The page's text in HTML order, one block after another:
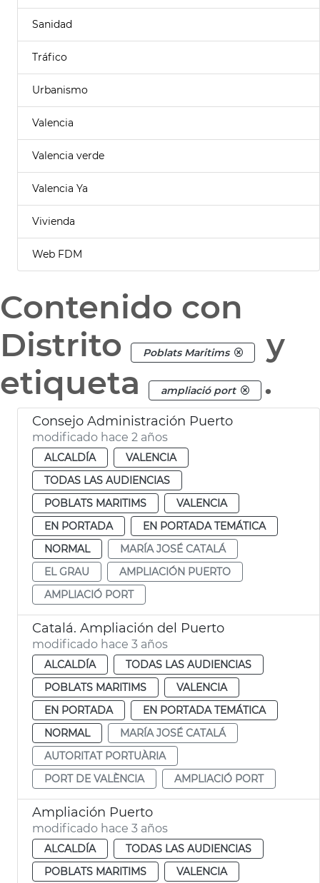
Sanidad
Tráfico
Urbanismo
Valencia
Valencia verde
Valencia Ya
Vivienda
Web FDM
Contenido con
Distrito
Poblats Maritims
y
etiqueta
ampliació port .
Consejo Administración Puerto
modificado hace 2 años
ALCALDÍA
VALENCIA
TODAS LAS AUDIENCIAS
POBLATS MARITIMS
VALENCIA
EN PORTADA
EN PORTADA TEMÁTICA
NORMAL
MARÍA JOSÉ CATALÁ
EL GRAU
AMPLIACIÓN PUERTO
AMPLIACIÓ PORT
Catalá. Ampliación del Puerto
modificado hace 3 años
ALCALDÍA
TODAS LAS AUDIENCIAS
POBLATS MARITIMS
VALENCIA
EN PORTADA
EN PORTADA TEMÁTICA
NORMAL
MARÍA JOSÉ CATALÁ
AUTORITAT PORTUÀRIA
PORT DE VALÈNCIA
AMPLIACIÓ PORT
Ampliación Puerto
modificado hace 3 años
ALCALDÍA
TODAS LAS AUDIENCIAS
POBLATS MARITIMS
VALENCIA